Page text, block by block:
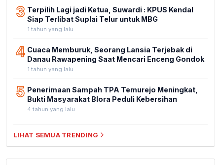
3 Terpilih Lagi jadi Ketua, Suwardi : KPUS Kendal
Siap Terlibat Suplai Telur untuk MBG
1 tahun yang lalu
4 Cuaca Memburuk, Seorang Lansia Terjebak di
Danau Rawapening Saat Mencari Enceng Gondok
1 tahun yang lalu
5 Penerimaan Sampah TPA Temurejo Meningkat,
Bukti Masyarakat Blora Peduli Kebersihan
4 tahun yang lalu
LIHAT SEMUA TRENDING